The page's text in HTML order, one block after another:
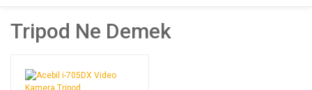
Tripod Ne Demek